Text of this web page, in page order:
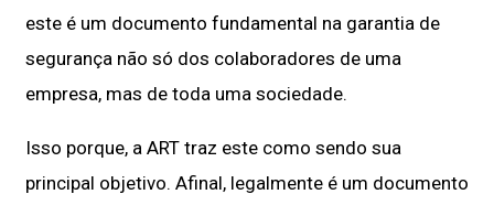
este é um documento fundamental na garantia de
segurança não só dos colaboradores de uma
empresa, mas de toda uma sociedade.
Isso porque, a ART traz este como sendo sua
principal objetivo. Afinal, legalmente é um documento